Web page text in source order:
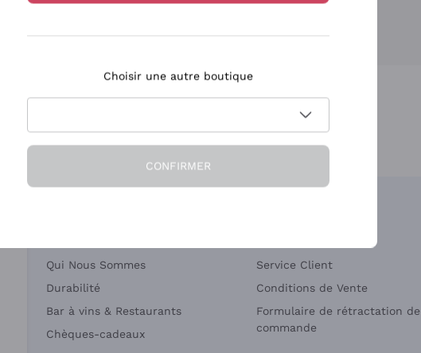
en 2-4 jours
en France
Paiement
en 3 fois
Qui Nous Sommes
Durabilité
Bar à vins & Restaurants
Chèques-cadeaux
Service Client
Conditions de Vente
Formulaire de rétractation de
commande
Choisir une autre boutique
CONFIRMER